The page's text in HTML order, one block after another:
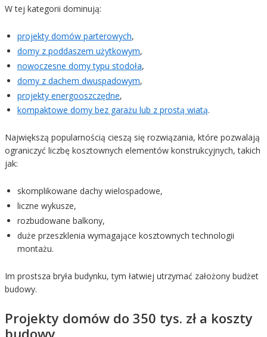
W tej kategorii dominują:
projekty domów parterowych,
domy z poddaszem użytkowym,
nowoczesne domy typu stodoła,
domy z dachem dwuspadowym,
projekty energooszczędne,
kompaktowe domy bez garażu lub z prostą wiatą.
Największą popularnością cieszą się rozwiązania, które pozwalają
ograniczyć liczbę kosztownych elementów konstrukcyjnych, takich
jak:
skomplikowane dachy wielospadowe,
liczne wykusze,
rozbudowane balkony,
duże przeszklenia wymagające kosztownych technologii
montażu.
Im prostsza bryła budynku, tym łatwiej utrzymać założony budżet
budowy.
Projekty domów do 350 tys. zł a koszty
budowy